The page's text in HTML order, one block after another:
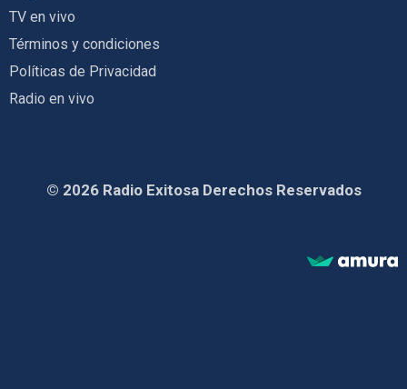
TV en vivo
Términos y condiciones
Políticas de Privacidad
Radio en vivo
© 2026 Radio Exitosa Derechos Reservados